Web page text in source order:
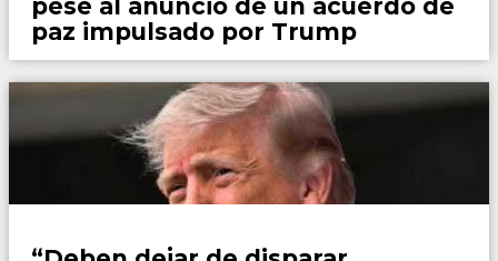
pese al anuncio de un acuerdo de
paz impulsado por Trump